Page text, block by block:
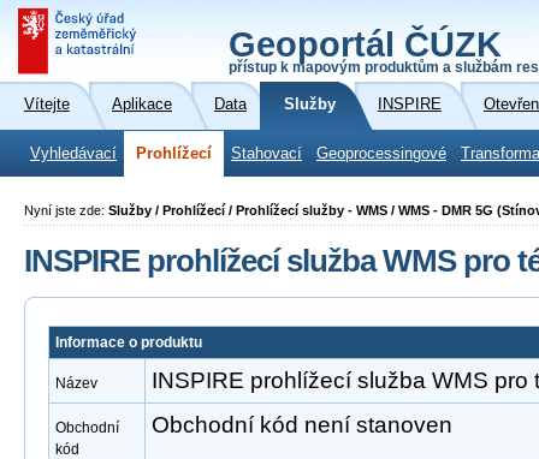
Geoportál ČÚZK
přístup k mapovým produktům a službám
Vítejte Aplikace Data Služby INSPIRE
Vyhledávací Prohlížecí Stahovací Geoprocessingové
Nyní jste zde: Služby / Prohlížecí / Prohlížecí služby - WMS / WMS - DMR 5G
INSPIRE prohlížecí služba WMS pro
Informace o produktu
Název INSPIRE prohlížecí služba WMS pro
Obchodní
kód
Obchodní kód není stanoven